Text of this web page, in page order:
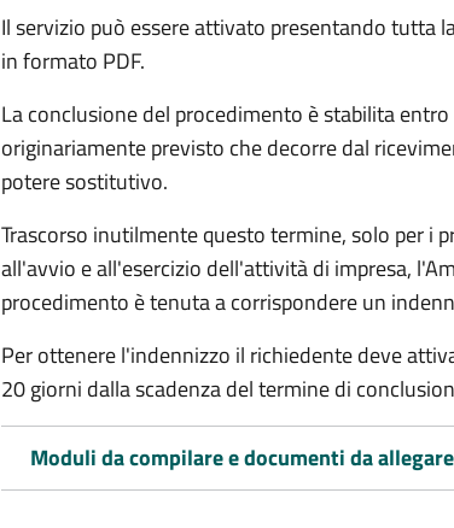
Il servizio può essere attivato presentando tutta
in formato PDF.
La conclusione del procedimento è stabilita
originariamente previsto che decorre dal
potere sostitutivo.
Trascorso inutilmente questo termine,solo per i
all'avvio e all'esercizio dell'attività di impresa,
procedimento è tenuta a corrispondere un
Per ottenere l'indennizzo il richiedente deve
20 giorni dalla scadenza del termine di
Moduli da compilare e documenti da allegare